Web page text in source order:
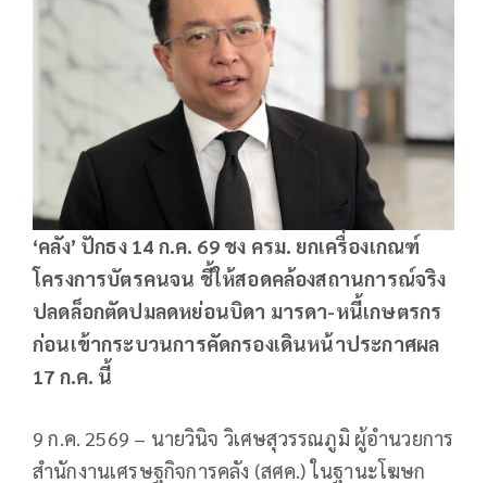
‘คลัง’ ปักธง 14 ก.ค. 69 ชง ครม. ยกเครื่องเกณฑ์
โครงการบัตรคนจน ชี้ให้สอดคล้องสถานการณ์จริง
ปลดล็อกตัดปมลดหย่อนบิดา มารดา-หนี้เกษตรกร
ก่อนเข้ากระบวนการคัดกรองเดินหน้าประกาศผล
17 ก.ค. นี้
9 ก.ค. 2569 – นายวินิจ วิเศษสุวรรณภูมิ ผู้อำนวยการ
สำนักงานเศรษฐกิจการคลัง (สศค.) ในฐานะโฆษก